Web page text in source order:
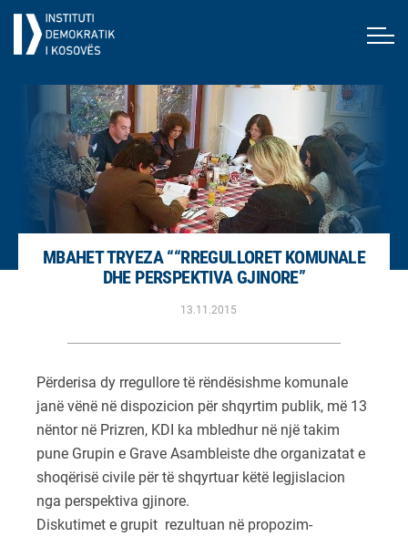
MBAHET TRYEZA ““RREGULLORET KOMUNALE
DHE PERSPEKTIVA GJINORE”
13.11.2015
Përderisa dy rregullore të rëndësishme komunale
janë vënë në dispozicion për shqyrtim publik, më 13
nëntor në Prizren, KDI ka mbledhur në një takim
pune Grupin e Grave Asambleiste dhe organizatat e
shoqërisë civile për të shqyrtuar këtë legjislacion
nga perspektiva gjinore.
Diskutimet e grupit rezultuan në propozim-